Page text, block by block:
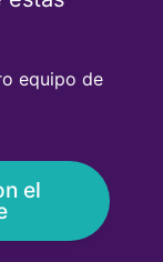
equipo de
el